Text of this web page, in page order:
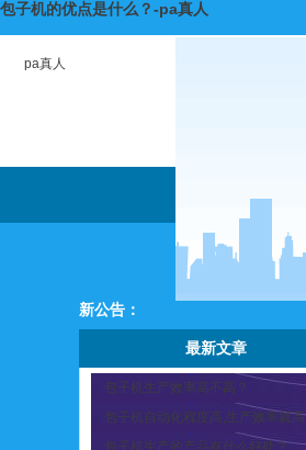
包子机的优点是什么？-pa真人
pa真人
新公告：
最新文章
包子机生产效率高不高？
包子机自动化程度高,生产效率就高
包子机生产的产品有什么好处？